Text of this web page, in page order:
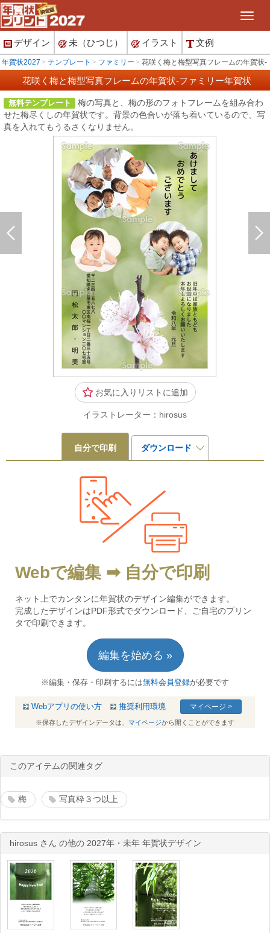
デザイン 未（ひつじ） イラスト 文例
年賀状2027 テンプレート ファミリー 花咲く梅と梅型写真フレームの年賀状-
花咲く梅と梅型写真フレームの年賀状-ファミリー年賀状
無料テンプレート
梅の写真と、梅の形のフォトフレームを組み合わ
せた梅尽くしの年賀状です。背景の色合いが落ち着いているので、写
真を入れてもうるさくなりません。
お気に入りリストに追加
イラストレーター：hirosus
自分で印刷 ダウンロード
Webで編集 ➡ 自分で印刷
ネット上でカンタンに年賀状のデザイン編集ができます。
完成したデザインはPDF形式でダウンロード、ご自宅のプリン
タで印刷できます。
編集を始める »
※編集・保存・印刷するには無料会員登録が必要です
Webアプリの使い方 推奨利用環境 マイページ >
※保存したデザインデータは、 マイページから開くことができます
このアイテムの関連タグ
梅 写真枠３つ以上
hirosus さん の他の 2027年・未年 年賀状デザイン